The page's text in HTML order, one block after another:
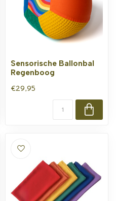
Sensorische Ballonbal
Regenboog
€29,95